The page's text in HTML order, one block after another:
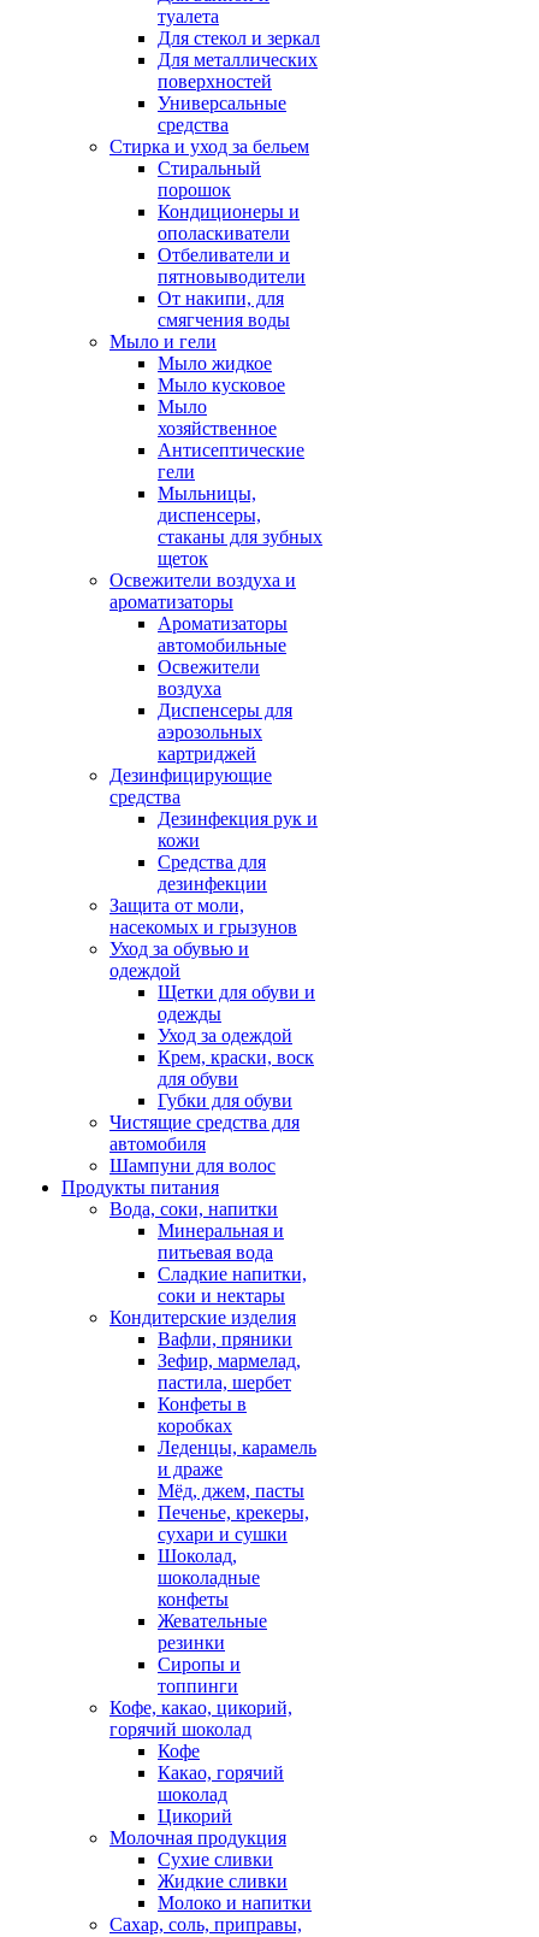
туалета
Для стекол и зеркал
Для металлических
поверхностей
Универсальные
средства
Стирка и уход за бельем
Стиральный
порошок
Кондиционеры и
ополаскиватели
Отбеливатели и
пятновыводители
От накипи, для
смягчения воды
Мыло и гели
Мыло жидкое
Мыло кусковое
Мыло
хозяйственное
Антисептические
гели
Мыльницы,
диспенсеры,
стаканы для зубных
щеток
Освежители воздуха и
ароматизаторы
Ароматизаторы
автомобильные
Освежители
воздуха
Диспенсеры для
аэрозольных
картриджей
Дезинфицирующие
средства
Дезинфекция рук и
кожи
Средства для
дезинфекции
Защита от моли,
насекомых и грызунов
Уход за обувью и
одеждой
Щетки для обуви и
одежды
Уход за одеждой
Крем, краски, воск
для обуви
Губки для обуви
Чистящие средства для
автомобиля
Шампуни для волос
Продукты питания
Вода, соки, напитки
Минеральная и
питьевая вода
Сладкие напитки,
соки и нектары
Кондитерские изделия
Вафли, пряники
Зефир, мармелад,
пастила, шербет
Конфеты в
коробках
Леденцы, карамель
и драже
Мёд, джем, пасты
Печенье, крекеры,
сухари и сушки
Шоколад,
шоколадные
конфеты
Жевательные
резинки
Сиропы и
топпинги
Кофе, какао, цикорий,
горячий шоколад
Кофе
Какао, горячий
шоколад
Цикорий
Молочная продукция
Сухие сливки
Жидкие сливки
Молоко и напитки
Сахар, соль, приправы,